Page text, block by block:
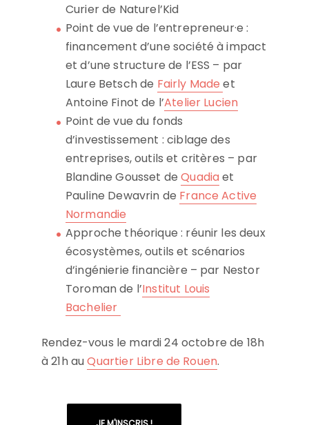
Curier de Naturel’Kid
Point de vue de l’entrepreneur·e :
financement d’une société à impact
et d’une structure de l’ESS – par
Laure Betsch de Fairly Madeet
Antoine Finot de l’Atelier Lucien
Point de vue du fonds
d’investissement : ciblage des
entreprises, outils et critères – par
Blandine Gousset deQuadia et
Pauline Dewavrin de France Active
Normandie
Approche théorique : réunir les deux
écosystèmes, outils et scénarios
d’ingénierie financière – par Nestor
Toroman de l’Institut Louis
Bachelier
Rendez-vous le mardi 24 octobre de 18h
à 21h auQuartier Libre de Rouen.